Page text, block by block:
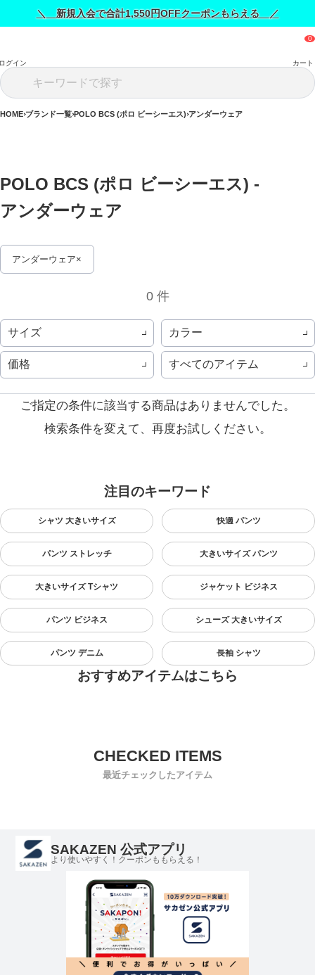
＼ 新規入会で合計1,550円OFFクーポンもらえる ／
グイン カート
HOME ブランド一覧 POLO BCS (ポロ ビーシーエス) アンダーウェア
POLO BCS (ポロ ビーシーエス) -
アンダーウェア
アンダーウェア
0 件
サイズ カラー
価格 すべてのアイテム
ご指定の条件に該当する商品はありませんでした。
検索条件を変えて、再度お試しください。
注目のキーワード
シャツ 大きいサイズ 快適 パンツ
パンツ ストレッチ 大きいサイズ パンツ
大きいサイズ Tシャツ ジャケット ビジネス
パンツ ビジネス シューズ 大きいサイズ
パンツ デニム 長袖 シャツ
おすすめアイテムはこちら
最近チェックしたアイテム
SAKAZEN 公式アプリ
より使いやすく！クーポンももらえる！